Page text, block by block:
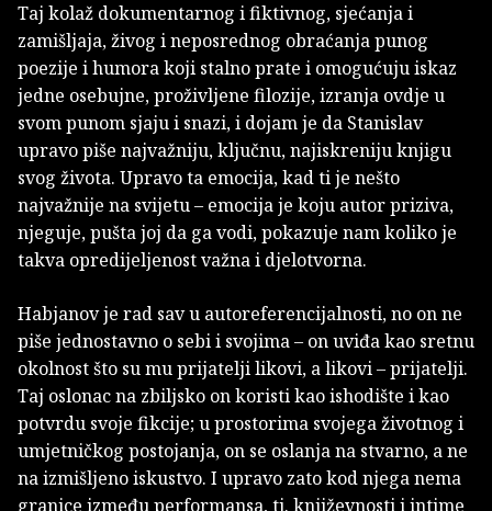
Taj kolaž dokumentarnog i fiktivnog, sjećanja i
zamišljaja, živog i neposrednog obraćanja punog
poezije i humora koji stalno prate i omogućuju iskaz
jedne osebujne, proživljene filozije, izranja ovdje u
svom punom sjaju i snazi, i dojam je da Stanislav
upravo piše najvažniju, ključnu, najiskreniju knjigu
svog života. Upravo ta emocija, kad ti je nešto
najvažnije na svijetu – emocija je koju autor priziva,
njeguje, pušta joj da ga vodi, pokazuje nam koliko je
takva opredijeljenost važna i djelotvorna.
Habjanov je rad sav u autoreferencijalnosti, no on ne
piše jednostavno o sebi i svojima – on uviđa kao sretnu
okolnost što su mu prijatelji likovi, a likovi – prijatelji.
Taj oslonac na zbiljsko on koristi kao ishodište i kao
potvrdu svoje fikcije; u prostorima svojega životnog i
umjetničkog postojanja, on se oslanja na stvarno, a ne
na izmišljeno iskustvo. I upravo zato kod njega nema
granice između performansa, tj. književnosti i intime